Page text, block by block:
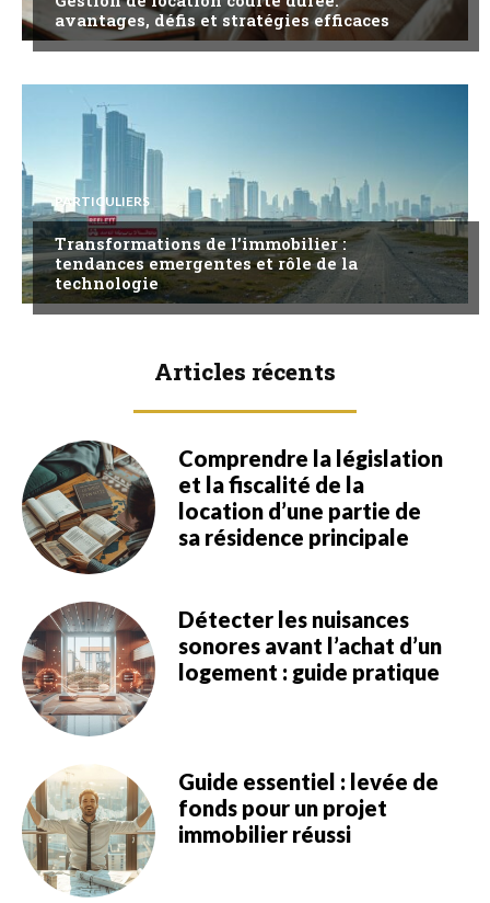
avantages, défis et stratégies efficaces
PARTICULIERS
Transformations de l’immobilier :
tendances emergentes et rôle de la
technologie
Articles récents
Comprendre la législation
et la fiscalité de la
location d’une partie de
sa résidence principale
Détecter les nuisances
sonores avant l’achat d’un
logement : guide pratique
Guide essentiel : levée de
fonds pour un projet
immobilier réussi